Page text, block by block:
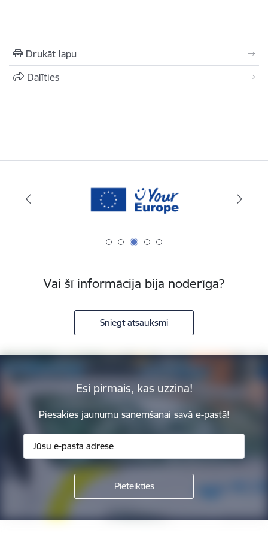
Drukāt lapu
Dalīties
Vai šī informācija bija noderīga?
Sniegt atsauksmi
Esi pirmais, kas uzzina!
Piesakies jaunumu saņemšanai savā e-pastā!